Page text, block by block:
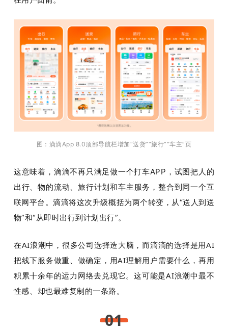
心
GAIR
专
题
爱
搞
机
图：滴滴App 8.0顶部导航栏增加“送货”“旅行”“车主”页
这意味着，滴滴不再只满足做一个打车APP，试图把人的
出行、物的流动、旅行计划和车主服务，整合到同一个互
联网平台。滴滴将这次升级概括为两个转变，从“送人到送
物”和“从即时出行到计划出行”。
在AI浪潮中，很多公司选择造大脑，而滴滴的选择是用AI
把线下服务做重、做确定 ，用AI理解用户需要什么，再用
积累十余年的运力网络去兑现它。这可能是AI浪潮中最不
性感、却也最难复制的一条路。
01